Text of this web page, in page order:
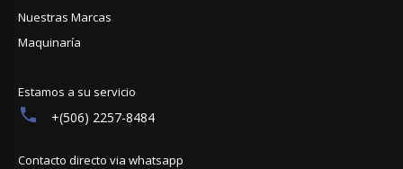
Nuestras Marcas
Maquinaría
Estamos a su servicio
+(506) 2257-8484
Contacto directo via whatsapp